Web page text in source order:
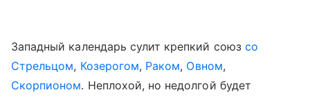
Западный календарь сулит крепкий союз со
Стрельцом, Козерогом, Раком, Овном,
Скорпионом. Неплохой, но недолгой будет